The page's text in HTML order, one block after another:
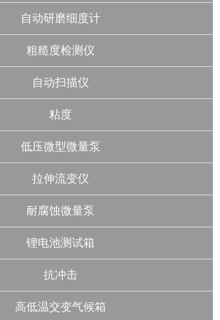
自动研磨细度计
粗糙度检测仪
自动扫描仪
粘度
低压微型微量泵
拉伸流变仪
耐腐蚀微量泵
锂电池测试箱
抗冲击
高低温交变气候箱